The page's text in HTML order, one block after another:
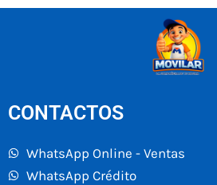
CONTACTOS
WhatsApp Online - Ventas
WhatsApp Crédito